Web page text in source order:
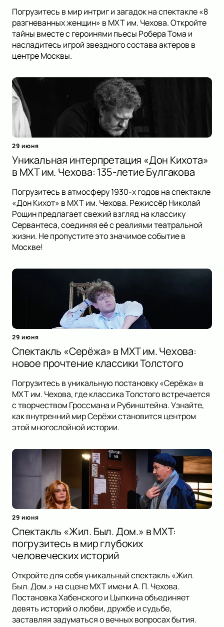
Погрузитесь в мир интриг и загадок на спектакле «8
разгневанных женщин» в МХТ им. Чехова. Откройте
тайны вместе с героинями пьесы Робера Тома и
насладитесь игрой звездного состава актеров в
центре Москвы.
29 июня
Уникальная интерпретация «Дон Кихота»
в МХТ им. Чехова: 135-летие Булгакова
Погрузитесь в атмосферу 1930-х годов на спектакле
«Дон Кихот» в МХТ им. Чехова. Режиссёр Николай
Рощин предлагает свежий взгляд на классику
Сервантеса, соединяя её с реалиями театральной
жизни. Не пропустите это значимое событие в
Москве!
29 июня
Спектакль «Серёжа» в МХТ им. Чехова:
новое прочтение классики Толстого
Погрузитесь в уникальную постановку «Серёжа» в
МХТ им. Чехова, где классика Толстого встречается
с творчеством Гроссмана и Рубинштейна. Узнайте,
как внутренний мир Серёжи становится центром
этой многослойной истории.
29 июня
Спектакль «Жил. Был. Дом.» в МХТ:
погрузитесь в мир глубоких
человеческих историй
Откройте для себя уникальный спектакль «Жил.
Был. Дом.» на сцене МХТ имени А. П. Чехова.
Постановка Хабенского и Цыпкина объединяет
девять историй о любви, дружбе и судьбе,
заставляя задуматься о вечных вопросах бытия.